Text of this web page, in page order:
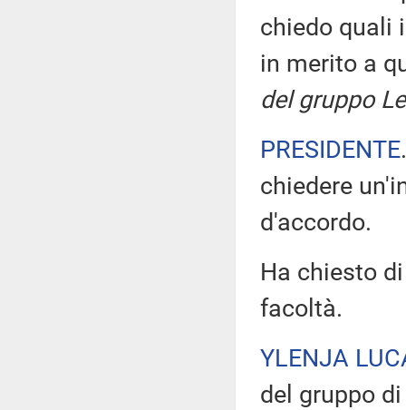
chiedo quali
in merito a
del gruppo
PRESIDENTE
chiedere
d'accordo.
Ha chiesto
facoltà.
YLENJA
del gruppo